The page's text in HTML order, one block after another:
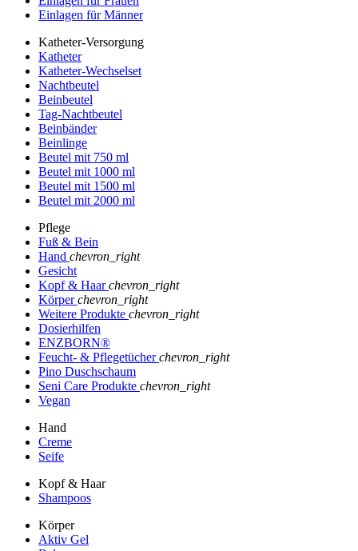
Einlagen für Männer
Katheter-Versorgung
Katheter
Katheter-Wechselset
Nachtbeutel
Beinbeutel
Tag-Nachtbeutel
Beinbänder
Beinlinge
Beutel mit 750 ml
Beutel mit 1000 ml
Beutel mit 1500 ml
Beutel mit 2000 ml
Pflege
Fuß & Bein
Hand chevron_right
Gesicht
Kopf & Haarchevron_right
Körperchevron_right
Weitere Produkte chevron_right
Dosierhilfen
ENZBORN®
Feucht- & Pflegetücherchevron_right
Pino Duschschaum
Seni Care Produkte chevron_right
Vegan
Hand
Creme
Seife
Kopf & Haar
Shampoos
Körper
Aktiv Gel